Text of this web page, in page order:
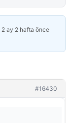
2 ay 2 hafta önce
#16430